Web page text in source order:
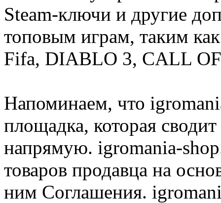
Steam-ключи и другие
топовым играм, таким
Fifa, DIABLO 3, CALL
Напоминаем, что
площадка, которая
напрямую. igromania-
товаров продавца на
ним Соглашения.